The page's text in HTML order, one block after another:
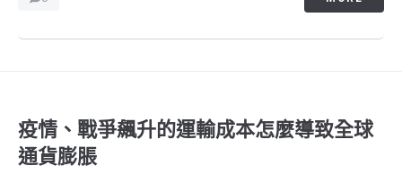
疫情、戰爭飆升的運輸成本怎麼導致全球
通貨膨脹